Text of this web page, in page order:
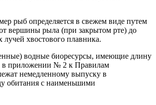
рыб определяется в свежем виде путем
вершины рыла (при закрытом рте) до
лучей хвостового плавника.
водные биоресурсы, имеющие длину
в приложении № 2 к Правилам
немедленному выпуску в
обитания с наименьшими